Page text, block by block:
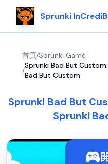
Sprunki
首頁/Sprunki Game
/
Sprunki Bad But
Bad But Custom
Sprunki Bad But
Sprunki